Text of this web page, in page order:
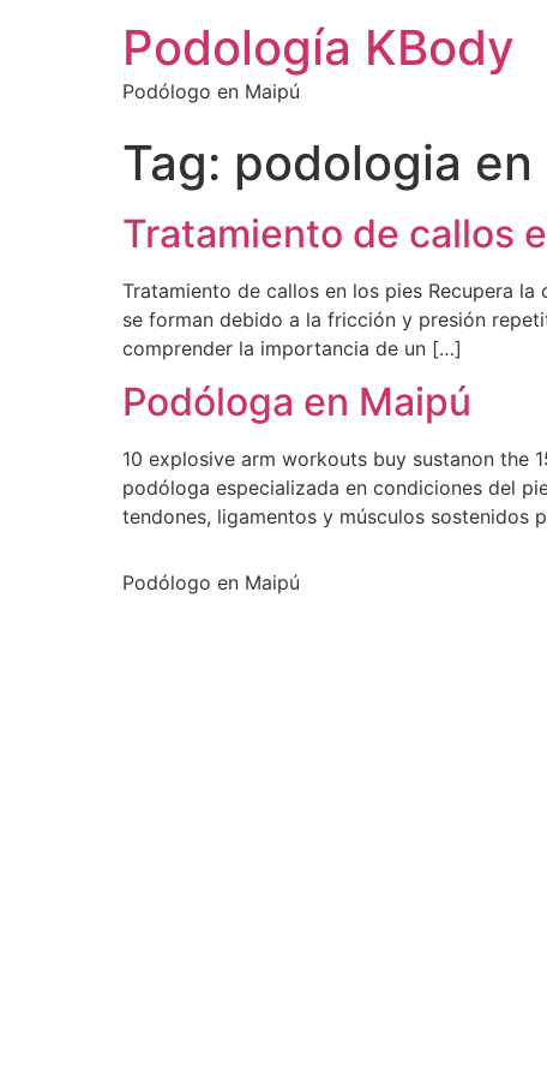
Podología KBody
Podólogo en Maipú
Tag: podologia en
Tratamiento de callos
Tratamiento de callos en los pies Recupera
se forman debido a la fricción y presión
comprender la importancia de un […]
Podóloga en Maipú
10 explosive arm workouts buy sustanon the
podóloga especializada en condiciones del
tendones, ligamentos y músculos sostenidos
Podólogo en Maipú